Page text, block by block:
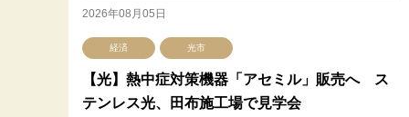
2026年08月05日
経済 光市
【光】熱中症対策機器「アセミル」販売へ ス
テンレス光、田布施工場で見学会